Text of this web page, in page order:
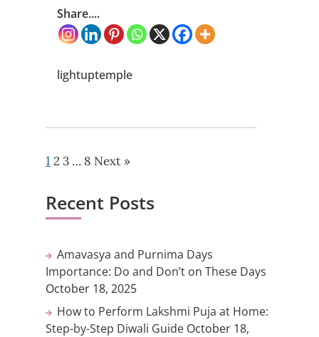
Share....
lightuptemple
1 2 3 … 8 Next »
Recent Posts
Amavasya and Purnima Days
Importance: Do and Don’t on These Days
October 18, 2025
How to Perform Lakshmi Puja at Home:
Step-by-Step Diwali Guide October 18,